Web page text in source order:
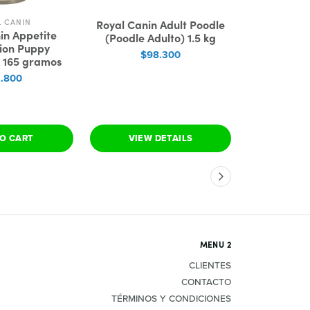
CANIN
Appetite
Puppy
gramos
CART
Royal Canin Adult Poodle
(Poodle Adulto) 1.5 kg
$98.300
VIEW DETAILS
MENU 2
CLIENTES
CONTACTO
TÉRMINOS Y CONDICIONES